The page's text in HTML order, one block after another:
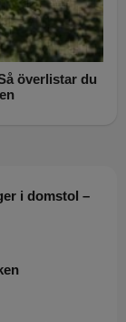
överlistar du
i domstol –